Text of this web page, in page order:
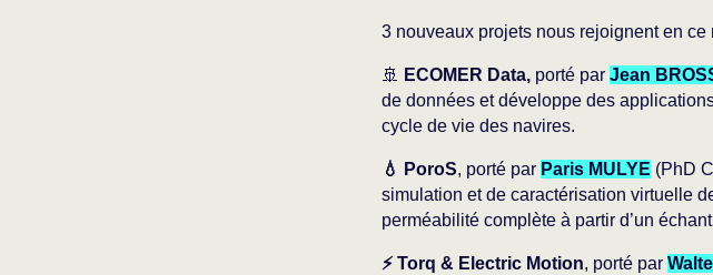
3 nouveaux projets nous rejoignent en ce
🚢 ECOMER Data,porté par Jean
de données et développe des
cycle de vie des navires.
💧 PoroS, porté par Paris MULYE (PhD
simulation et de caractérisation virtuelle
perméabilité complète à partir d’un
⚡ Torq & Electric Motion, porté par